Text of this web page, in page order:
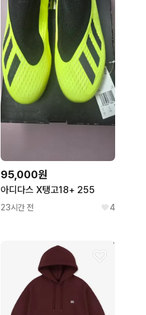
95,000원
아디다스 X탱고18+ 255
23시간 전 4